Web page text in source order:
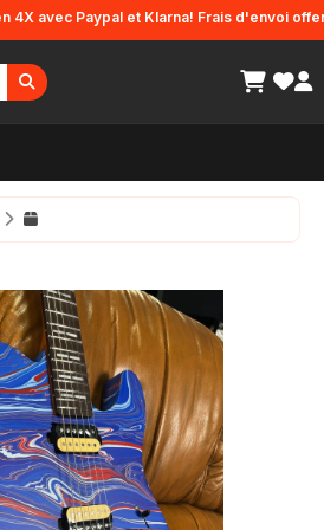
avec Paypal et Klarna! Frais d'envoi
cookies